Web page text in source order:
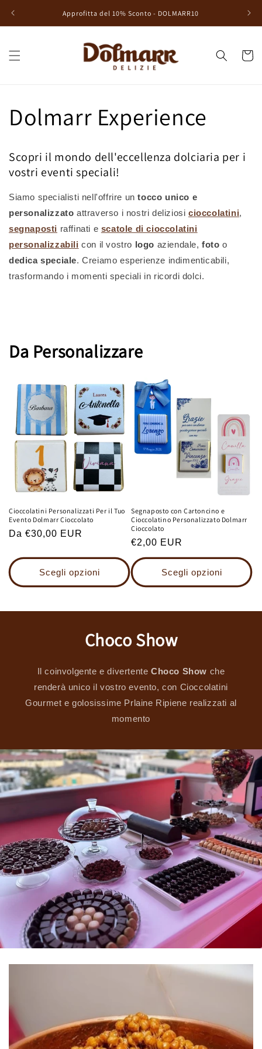
direttamente
ai contenuti
Approfitta del 10% Sconto - DOLMARR10
Dolmarr Experience
Scopri il mondo dell'eccellenza dolciaria per i
vostri eventi speciali!
Siamo specialisti nell'offrire untocco unico e
personalizzato attraverso i nostri deliziosicioccolatini,
segnaposti raffinati e scatole di cioccolatini
personalizzabili con il vostro logo aziendale,foto o
dedica speciale.Creiamo esperienze indimenticabili,
trasformando i momenti speciali in ricordi dolci.
Da Personalizzare
Cioccolatini Personalizzati Per il Tuo
Evento Dolmarr Cioccolato
Prezzo
listino
Da €30,00 EUR
Scegli opzioni
Segnaposto con Cartoncino e
Cioccolatino Personalizzato Dolmarr
Cioccolato
Prezzo
di
listino
€2,00 EUR
Scegli opzioni
Choco Show
Il coinvolgente e divertente Choco Show che
renderà unico il vostro evento, con Cioccolatini
Gourmet e golosissime Prlaine Ripiene realizzati al
momento